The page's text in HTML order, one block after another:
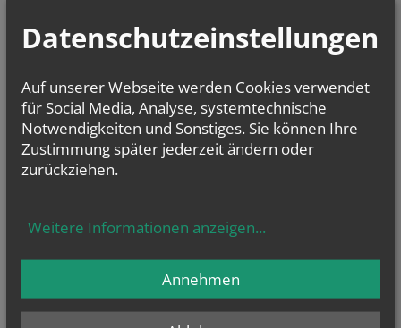
Umgang mit der Umwelt und mit einander!
alle Einträge anzeigen
Datenschutzeinstellungen
Auf unserer Webseite werden Cookies verwendet
für Social Media, Analyse, systemtechnische
Notwendigkeiten und Sonstiges. Sie können Ihre
Zustimmung später jederzeit ändern oder
zurückziehen.
Weitere Informationen anzeigen...
Annehmen